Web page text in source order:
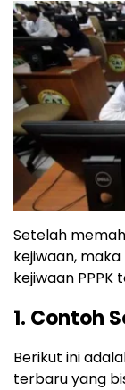
Setelah
kejiwaan,
kejiwaan
1. Contoh
Berikut ini
terbaru yang